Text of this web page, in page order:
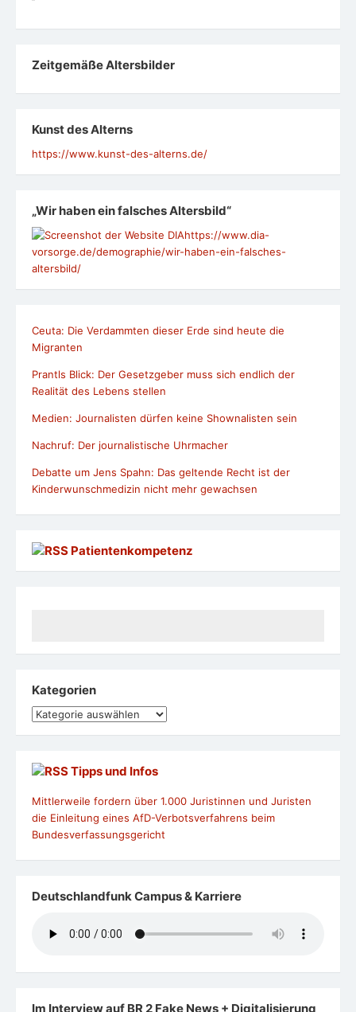
Zeit­ge­mäße Alters­bil­der
Kunst des Alterns
https://www.kunst-des-alterns.de/
„Wir haben ein falsches Altersbild“
https://www.dia-
vorsorge.de/demographie/wir-haben-ein-falsches-
altersbild/
Ceuta: Die Verdammten dieser Erde sind heute die
Migranten
Prantls Blick: Der Gesetzgeber muss sich endlich der
Realität des Lebens stellen
Medien: Journalisten dürfen keine Shownalisten sein
Nachruf: Der journalistische Uhrmacher
Debatte um Jens Spahn: Das geltende Recht ist der
Kinderwunschmedizin nicht mehr gewachsen
Patientenkompetenz
Kategorien
Kategorien
Tipps und Infos
Mittlerweile fordern über 1.000 Juristinnen und Juristen
die Einleitung eines AfD-Verbotsverfahrens beim
Bundesverfassungsgericht
Deutschlandfunk Campus & Karriere
Im Interview auf BR 2 Fake News + Digitalisierung